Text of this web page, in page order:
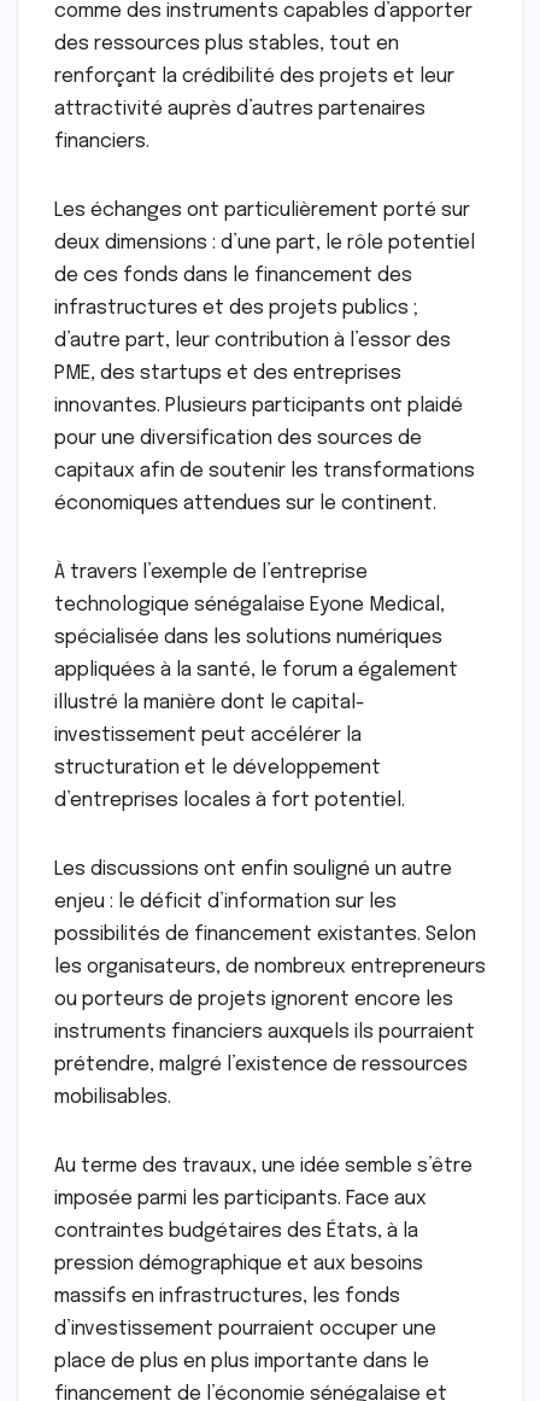
comme des instruments capables d’apporter
des ressources plus stables, tout en
renforçant la crédibilité des projets et leur
attractivité auprès d’autres partenaires
financiers.
Les échanges ont particulièrement porté sur
deux dimensions : d’une part, le rôle potentiel
de ces fonds dans le financement des
infrastructures et des projets publics ;
d’autre part, leur contribution à l’essor des
PME, des startups et des entreprises
innovantes. Plusieurs participants ont plaidé
pour une diversification des sources de
capitaux afin de soutenir les transformations
économiques attendues sur le continent.
À travers l’exemple de l’entreprise
technologique sénégalaise Eyone Medical,
spécialisée dans les solutions numériques
appliquées à la santé, le forum a également
illustré la manière dont le capital-
investissement peut accélérer la
structuration et le développement
d’entreprises locales à fort potentiel.
Les discussions ont enfin souligné un autre
enjeu : le déficit d’information sur les
possibilités de financement existantes. Selon
les organisateurs, de nombreux entrepreneurs
ou porteurs de projets ignorent encore les
instruments financiers auxquels ils pourraient
prétendre, malgré l’existence de ressources
mobilisables.
Au terme des travaux, une idée semble s’être
imposée parmi les participants. Face aux
contraintes budgétaires des États, à la
pression démographique et aux besoins
massifs en infrastructures, les fonds
d’investissement pourraient occuper une
place de plus en plus importante dans le
financement de l’économie sénégalaise et